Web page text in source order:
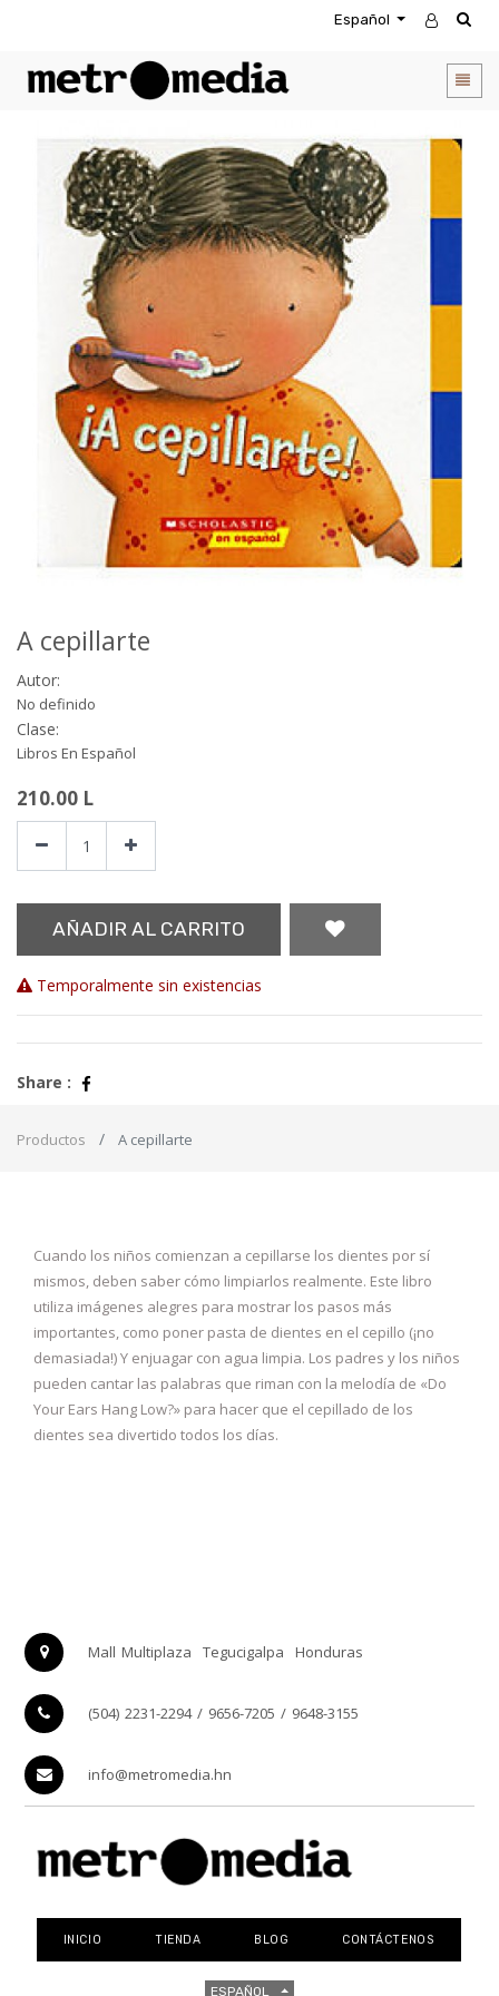
Español
A cepillarte
Autor:
No definido
Clase:
Libros En Español
210.00 L
AÑADIR AL CARRITO
Temporalmente sin existencias
Share :
Productos A cepillarte
Cuando los niños comienzan a cepillarse los dientes por sí
mismos, deben saber cómo limpiarlos realmente. Este libro
utiliza imágenes alegres para mostrar los pasos más
importantes, como poner pasta de dientes en el cepillo (¡no
demasiada!) Y enjuagar con agua limpia. Los padres y los niños
pueden cantar las palabras que riman con la melodía de «Do
Your Ears Hang Low?» para hacer que el cepillado de los
dientes sea divertido todos los días.
Mall Multiplaza Tegucigalpa Honduras
(504) 2231-2294 / 9656-7205 / 9648-3155
info@metromedia.hn
INICIO TIENDA BLOG CONTÁCTENOS
ESPAÑOL